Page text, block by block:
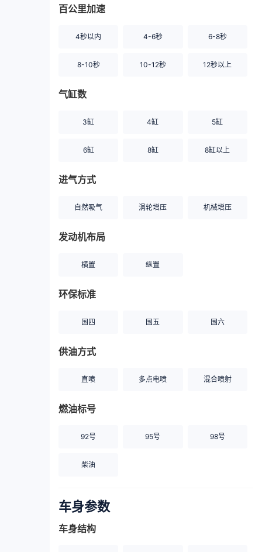
百公里加速
4秒以内 4-6秒 6-8秒
8-10秒 10-12秒 12秒以上
气缸数
3缸 4缸 5缸
6缸 8缸 8缸以上
进气方式
自然吸气 涡轮增压 机械增压
发动机布局
横置 纵置
环保标准
国四 国五 国六
供油方式
直喷 多点电喷 混合喷射
燃油标号
92号 95号 98号
柴油
车身参数
车身结构